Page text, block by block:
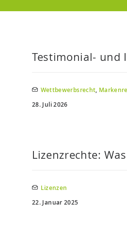
Testimonial- und
Wettbewerbsrecht,
28. Juli 2026
Lizenzrechte:
Lizenzen
22. Januar 2025